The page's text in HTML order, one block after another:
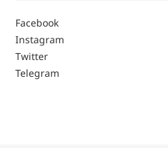
Facebook
Instagram
Twitter
Telegram